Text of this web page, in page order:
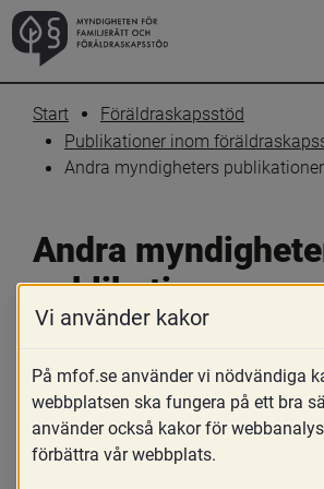
Start
Föräldraskapsstöd
Publikationer inom
Andra myndigheters publikationer
Andra
publikationer
Här samlar vi publikationer
föräldraskapsstöd som
myndigheter än MFoF tagit
Vi använder kakor
På mfof.se använder vi nödvändiga
webbplatsen ska fungera på ett bra
använder också kakor för
förbättra vår webbplats.